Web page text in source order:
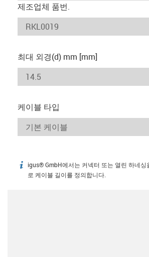
제조업체 품번.
최대 외경(d) mm [mm]
케이블 타입
igus-icon-info
igus® GmbH에서는 커넥터 또는 열린 하네싱
로 케이블 길이를 정의합니다.